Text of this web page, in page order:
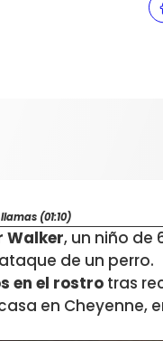
(01:10)
Walker, un niño de
de un perro.
en el rostro tras
en Cheyenne,